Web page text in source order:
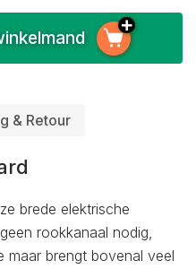
brede elektrische
rookkanaal nodig,
maar brengt bovenal veel
& Retour